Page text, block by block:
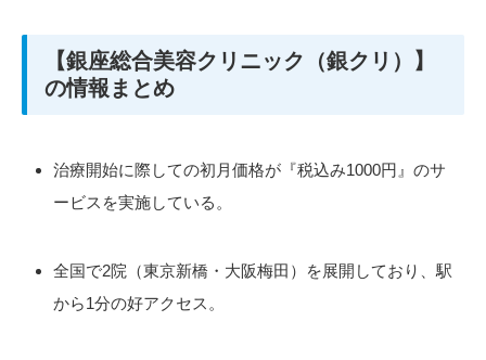
【銀座総合美容クリニック（銀クリ）】
の情報まとめ
治療開始に際しての初月価格が『税込み1000円』のサ
ービスを実施している。
全国で2院（東京新橋・大阪梅田）を展開しており、駅
から1分の好アクセス。